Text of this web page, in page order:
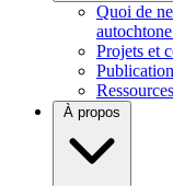
Quoi de
Projets et
À propos